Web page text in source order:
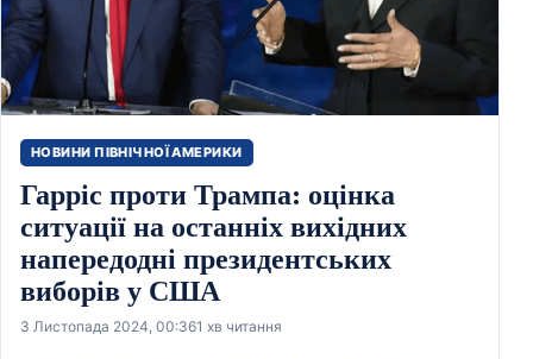
НОВИНИ ПІВНІЧНОЇ АМЕРИКИ
Гарріс проти Трампа: оцінка
ситуації на останніх вихідних
напередодні президентських
виборів у США
3 Листопада 2024, 00:361 хв читання